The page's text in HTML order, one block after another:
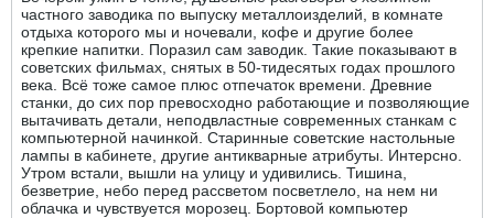
частного заводика по выпуску металлоизделий, в комнате
отдыха которого мы и ночевали, кофе и другие более
крепкие напитки. Поразил сам заводик. Такие показывают в
советских фильмах, снятых в 50-тидесятых годах прошлого
века. Всё тоже самое плюс отпечаток времени. Древние
станки, до сих пор превосходно работающие и позволяющие
вытачивать детали, неподвластные современных станкам с
компьютерной начинкой. Старинные советские настольные
лампы в кабинете, другие антикварные атрибуты. Интерсно.
Утром встали, вышли на улицу и удивились. Тишина,
безветрие, небо перед рассветом посветлело, на нем ни
облачка и чувствуется морозец. Бортовой компьютер